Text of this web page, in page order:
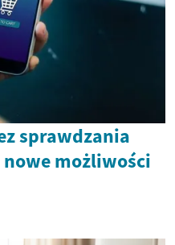
sprawdzania
możliwości